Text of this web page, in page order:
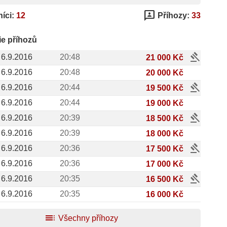
12 3p Příhozy: 33
příhozů
6.9.2016
20:48 21 000 Kč gavel
6.9.2016 20:48
20 000 Kč
6.9.2016
20:44 19 500 Kč gavel
6.9.2016 20:44
19 000 Kč
6.9.2016
20:39 18 500 Kč gavel
6.9.2016 20:39
18 000 Kč
6.9.2016
20:36 17 500 Kč gavel
6.9.2016 20:36
17 000 Kč
6.9.2016
20:35 16 500 Kč gavel
6.9.2016 20:35 16 000 Kč
toc Všechny příhozy